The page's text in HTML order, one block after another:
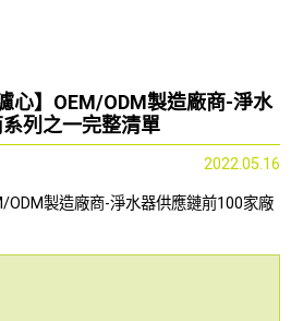
心】OEM/ODM製造廠商-淨水
列之一完整清單
2022.05.16
ODM製造廠商-淨水器供應鏈前100家廠